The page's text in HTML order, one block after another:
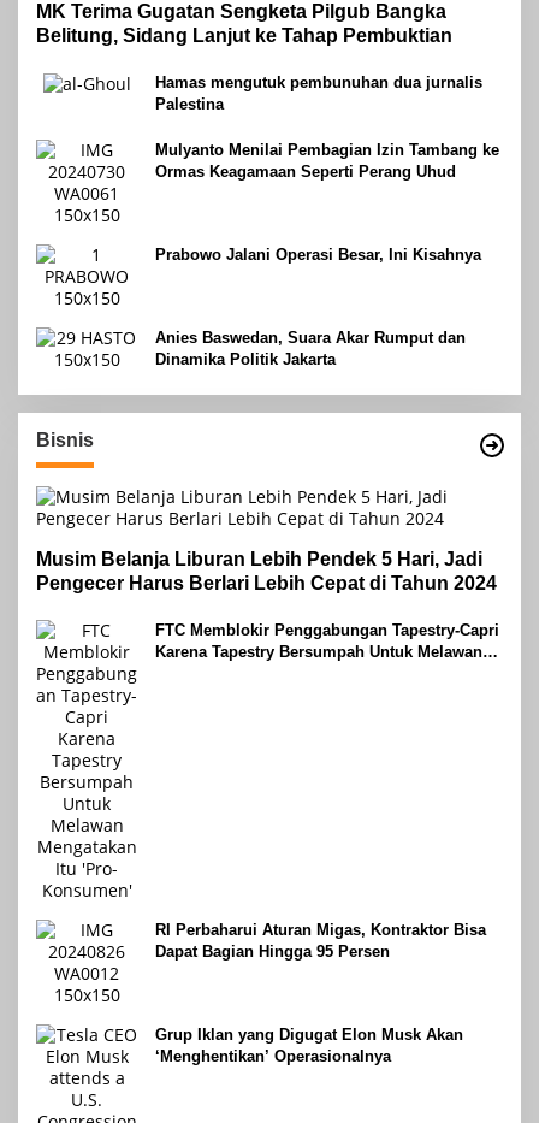
MK Terima Gugatan Sengketa Pilgub Bangka
Belitung, Sidang Lanjut ke Tahap Pembuktian
Hamas mengutuk pembunuhan dua jurnalis
Palestina
Mulyanto Menilai Pembagian Izin Tambang ke
Ormas Keagamaan Seperti Perang Uhud
Prabowo Jalani Operasi Besar, Ini Kisahnya
Anies Baswedan, Suara Akar Rumput dan
Dinamika Politik Jakarta
Bisnis
Musim Belanja Liburan Lebih Pendek 5 Hari, Jadi
Pengecer Harus Berlari Lebih Cepat di Tahun 2024
FTC Memblokir Penggabungan Tapestry-Capri
Karena Tapestry Bersumpah Untuk Melawan
RI Perbaharui Aturan Migas, Kontraktor Bisa
Dapat Bagian Hingga 95 Persen
Grup Iklan yang Digugat Elon Musk Akan
‘Menghentikan’ Operasionalnya